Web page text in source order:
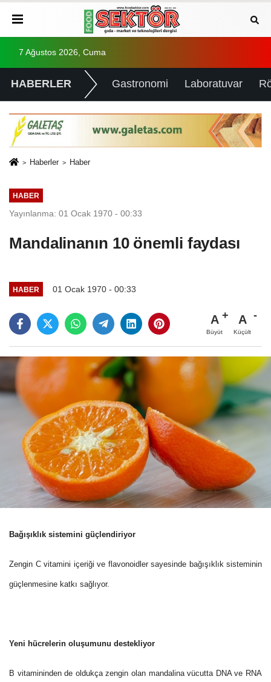
7 Ağustos 2026, Cuma
HABERLER Gastronomi Laboratuvar
Haberler Haber
HABER
Yayınlanma: 01 Ocak 1970 - 00:33
Mandalinanın 10 önemli faydası
HABER 01 Ocak 1970 - 00:33
A
Büyüt
A
Küçült
Bağışıklık sistemini güçlendiriyor
Zengin C vitamini içeriği ve flavonoidler sayesinde bağışıklık sisteminin
güçlenmesine katkı sağlıyor.
Yeni hücrelerin oluşumunu destekliyor
B vitamininden de oldukça zengin olan mandalina vücutta DNA ve RNA